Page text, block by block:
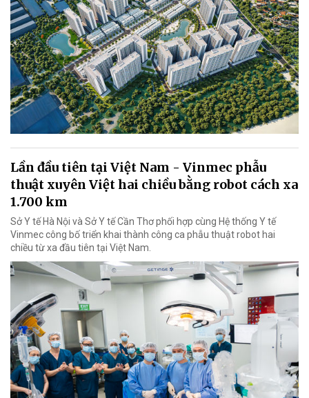
Lần đầu tiên tại Việt Nam - Vinmec phẫu
thuật xuyên Việt hai chiều bằng robot cách xa
1.700 km
Sở Y tế Hà Nội và Sở Y tế Cần Thơ phối hợp cùng Hệ thống Y tế
Vinmec công bố triển khai thành công ca phẫu thuật robot hai
chiều từ xa đầu tiên tại Việt Nam.